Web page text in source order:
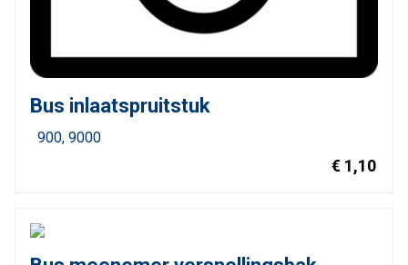
Bus inlaatspruitstuk
900 9000
€ 1,10